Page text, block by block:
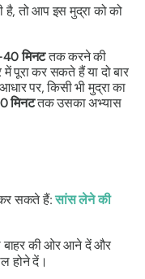
है, तो आप इसमुद्रा कोको
मिनटतक करने की
पूरा कर सकते हैं या दो बार
पर, किसी भीमुद्राका
मिनटतक उसका अभ्यास
कर सकते हैं:सांस लेने की
की ओर आने दें और
होने दें।